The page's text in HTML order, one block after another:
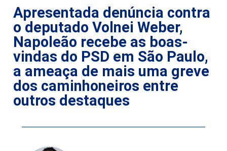
Apresentada denúncia contra
o deputado Volnei Weber,
Napoleão recebe as boas-
vindas do PSD em São Paulo,
a ameaça de mais uma greve
dos caminhoneiros entre
outros destaques